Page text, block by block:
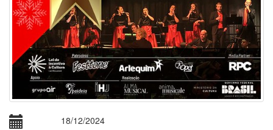
18/12/2024